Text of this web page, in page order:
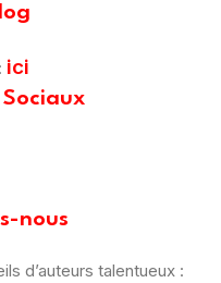
ici
Sociaux
nous
d’auteurs talentueux :